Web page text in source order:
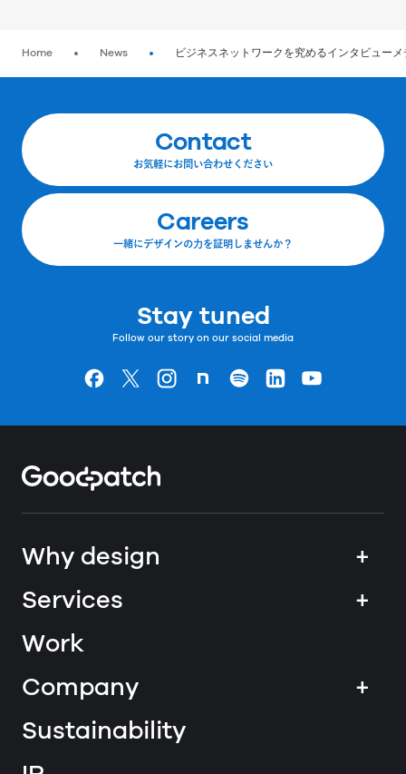
Home News ビジネスネットワークを究めるインタビュー
Contact
お気軽にお問い合わせください
Careers
一緒にデザインの力を証明しませんか？
Stay tuned
Follow our story on our social media
Goodpatchの
ページ
Goodpatchの
ページ
Goodpatchの
ページGoodpatchの
ページ
Goodpatchの
ページ
Goodpatchの
ページ
Goodpatchの
Why design
+
Services
+
Work
Company
+
Sustainability